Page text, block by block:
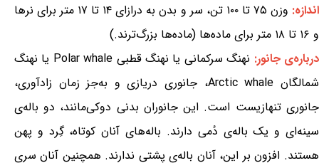
اندازه:
وزن ۷۵ تا ۱۰۰ تن، سر و بدن به درازای ۱۴ تا ۱۷ متر برای نرها
و ۱۶ تا ۱۸ متر برای ماده‌ها (ماده‌ها بزرگ‌ترند.)
درباره‌ی جانور:
نهنگ سرکمانی یا نهنگ قطبی Polar whale یا نهنگ
شمالگان Arctic whale، جانوری دریازی و به‌جز زمان زادآوری،
جانوری تنهازیست است. این جانوران بدنی دوکی‌مانند، دو باله‌ی
سینه‌ای و یک باله‌ی دُمی دارند. باله‌های آنان کوتاه، گِرد و پهن
هستند. افزون بر این، آنان باله‌ی پشتی ندارند. همچنین آنان سری